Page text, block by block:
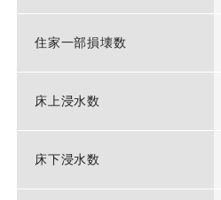
住家一部損壊数
床上浸水数
床下浸水数